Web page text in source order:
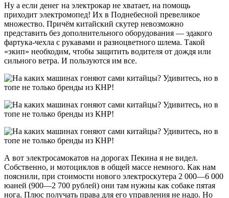
Ну а если денег на электрокар не хватает, на помощь
приходит электромопед! Их в Поднебесной превеликое
множество. Причём китайский скутер невозможно
представить без дополнительного оборудования — эдакого
фартука-чехла с рукавами и разноцветного шлема. Такой
«экип» необходим, чтобы защитить водителя от дождя или
сильного ветра. И пользуются им все.
А вот электросамокатов на дорогах Пекина я не видел.
Собственно, и мотоциклов в общей массе немного. Как нам
пояснили, при стоимости нового электроскутера 2 000—6 000
юаней (900—2 700 рублей) они там нужны как собаке пятая
нога. Плюс получать права для его управления не надо. Но